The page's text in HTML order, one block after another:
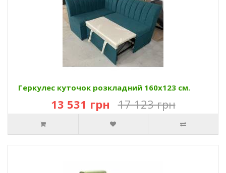
Геркулес куточок розкладний 160х123 см.
13 531 грн 17 123 грн